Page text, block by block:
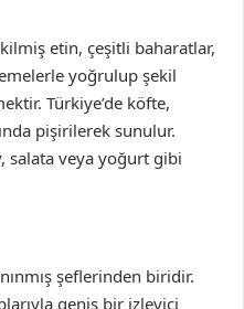
etin, çeşitli baharatlar,
yoğrulup şekil
Türkiye’de köfte,
pişirilerek sunulur.
salata veya yoğurt gibi
şeflerinden biridir.
geniş bir izleyici